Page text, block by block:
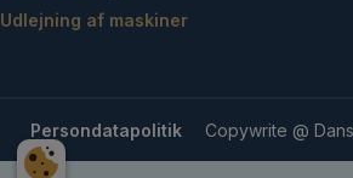
Udlejning af maskiner
Persondatapolitik Copywrite @